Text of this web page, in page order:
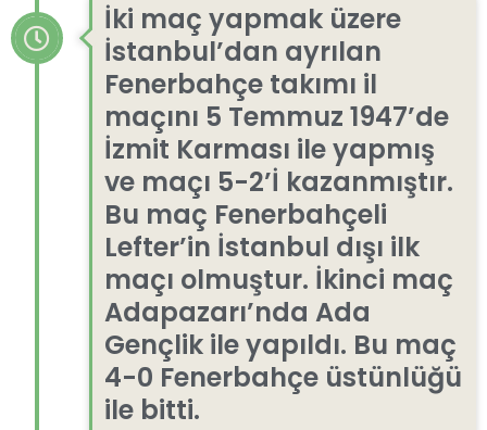
İki maç yapmak üzere
İstanbul’dan ayrılan
Fenerbahçe takımı il
maçını 5 Temmuz 1947’de
İzmit Karması ile yapmış
ve maçı 5-2’İ kazanmıştır.
Bu maç Fenerbahçeli
Lefter’in İstanbul dışı ilk
maçı olmuştur. İkinci maç
Adapazarı’nda Ada
Gençlik ile yapıldı. Bu maç
4-0 Fenerbahçe üstünlüğü
ile bitti.